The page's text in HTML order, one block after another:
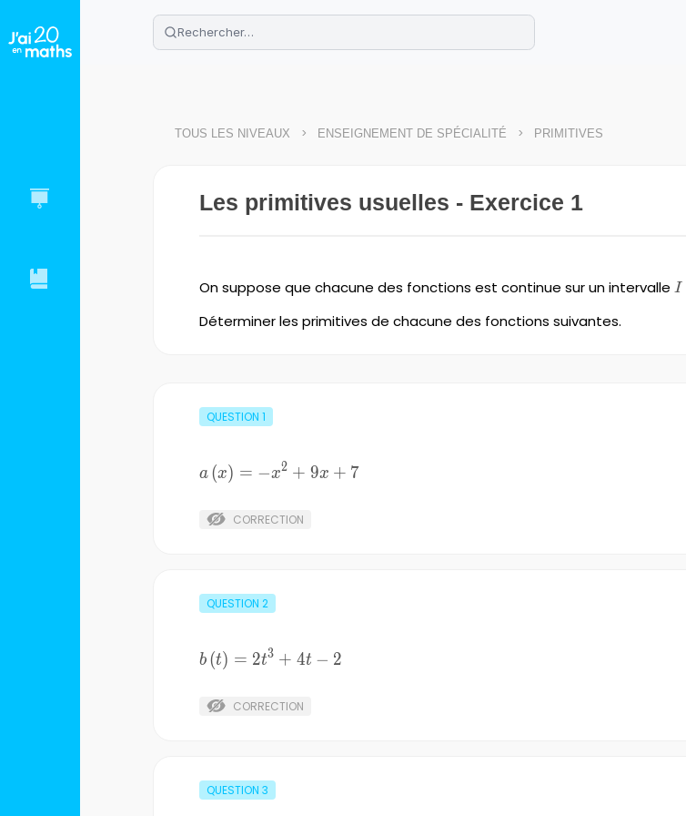
🌴Cahier de vacances offert: révise les maths cet été !
Télécharge ton PDF gratuit et progresse avec des exercices corrigés en vidéo.
TOUS LES NIVEAUX > ENSEIGNEMENT DE SPÉCIALITÉ > PRIMITIVES
Les primitives usuelles - Exercice 1
On suppose que chacune des fonctions est continue sur un intervalle I
I
Déterminer les primitives de chacune des fonctions suivantes.
QUESTION 1
a\left(x\right)=-
a (x) = −x2 + 9x + 7
CORRECTION
QUESTION 2
b\left(t\right)=2t^{3}
b (t) = 2t3 + 4t − 2
CORRECTION
QUESTION 3